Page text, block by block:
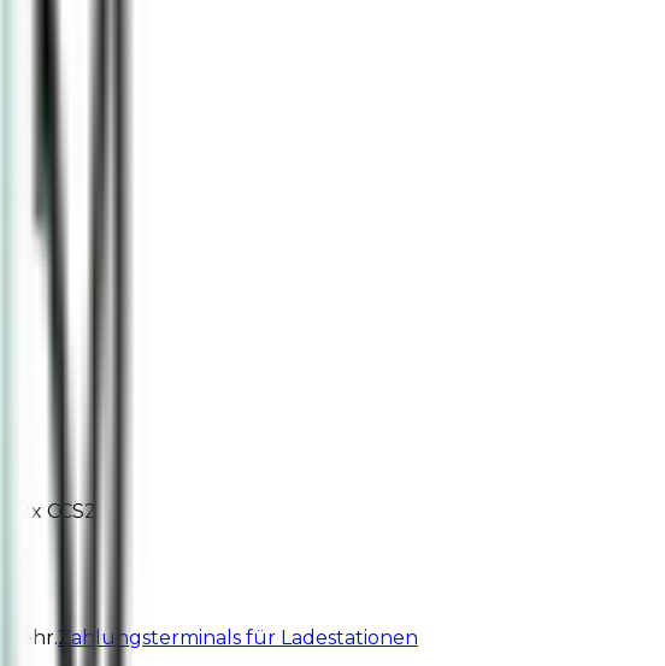
x CCS2
Zahlungsterminals für Ladestationen